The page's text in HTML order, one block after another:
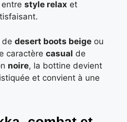
style relax et
de desert boots beige ou
caractère casual de
noire, la bottine devient
et convient à une